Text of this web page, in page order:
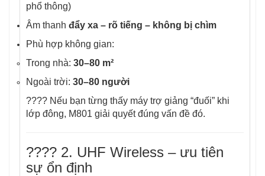
phổ thông)
Âm thanh đẩy xa – rõ tiếng – không bị chìm
Phù hợp không gian:
Trong nhà: 30–80 m²
Ngoài trời: 30–80 người
???? Nếu bạn từng thấy máy trợ giảng “đuối” khi
lớp đông, M801 giải quyết đúng vấn đề đó.
???? 2. UHF Wireless – ưu tiên
sự ổn định